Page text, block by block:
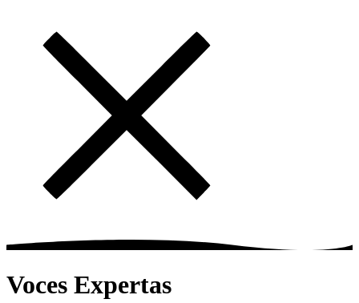
Voces Expertas